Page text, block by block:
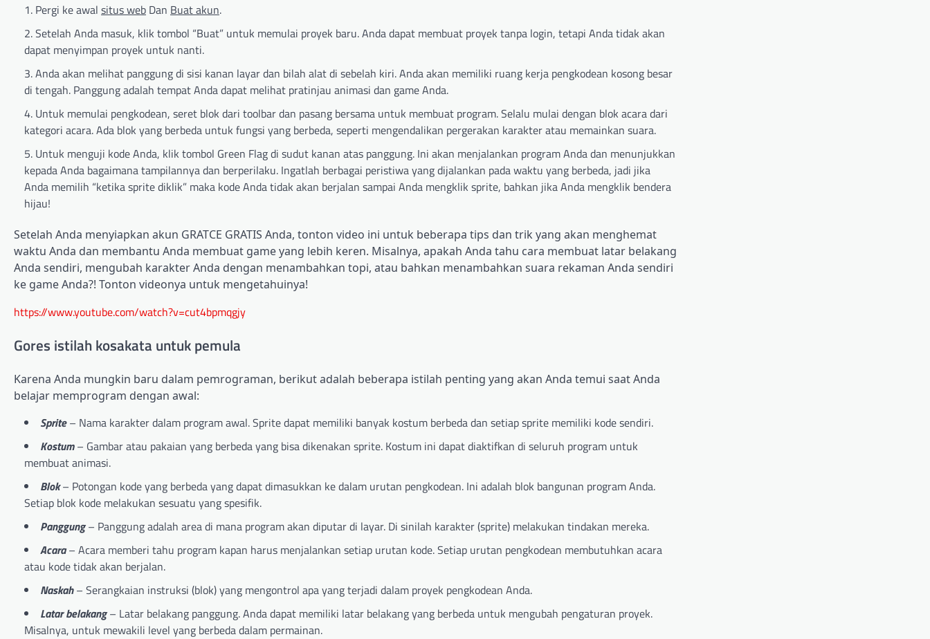
Pergi ke awal situs web Dan Buat akun.
Setelah Anda masuk, klik tombol “Buat” untuk memulai proyek baru. Anda dapat membuat proyek tanpa login, tetapi Anda tidak akan
dapat menyimpan proyek untuk nanti.
Anda akan melihat panggung di sisi kanan layar dan bilah alat di sebelah kiri. Anda akan memiliki ruang kerja pengkodean kosong besar
di tengah. Panggung adalah tempat Anda dapat melihat pratinjau animasi dan game Anda.
Untuk memulai pengkodean, seret blok dari toolbar dan pasang bersama untuk membuat program. Selalu mulai dengan blok acara dari
kategori acara. Ada blok yang berbeda untuk fungsi yang berbeda, seperti mengendalikan pergerakan karakter atau memainkan suara.
Untuk menguji kode Anda, klik tombol Green Flag di sudut kanan atas panggung. Ini akan menjalankan program Anda dan menunjukkan
kepada Anda bagaimana tampilannya dan berperilaku. Ingatlah berbagai peristiwa yang dijalankan pada waktu yang berbeda, jadi jika
Anda memilih “ketika sprite diklik” maka kode Anda tidak akan berjalan sampai Anda mengklik sprite, bahkan jika Anda mengklik bendera
hijau!
Setelah Anda menyiapkan akun GRATCE GRATIS Anda, tonton video ini untuk beberapa tips dan trik yang akan menghemat
waktu Anda dan membantu Anda membuat game yang lebih keren. Misalnya, apakah Anda tahu cara membuat latar belakang
Anda sendiri, mengubah karakter Anda dengan menambahkan topi, atau bahkan menambahkan suara rekaman Anda sendiri
ke game Anda?! Tonton videonya untuk mengetahuinya!
https://www.youtube.com/watch?v=cut4bpmqgjy
Gores istilah kosakata untuk pemula
Karena Anda mungkin baru dalam pemrograman, berikut adalah beberapa istilah penting yang akan Anda temui saat Anda
belajar memprogram dengan awal:
Sprite– Nama karakter dalam program awal. Sprite dapat memiliki banyak kostum berbeda dan setiap sprite memiliki kode sendiri.
Kostum– Gambar atau pakaian yang berbeda yang bisa dikenakan sprite. Kostum ini dapat diaktifkan di seluruh program untuk
membuat animasi.
Blok– Potongan kode yang berbeda yang dapat dimasukkan ke dalam urutan pengkodean. Ini adalah blok bangunan program Anda.
Setiap blok kode melakukan sesuatu yang spesifik.
Panggung– Panggung adalah area di mana program akan diputar di layar. Di sinilah karakter (sprite) melakukan tindakan mereka.
Acara– Acara memberi tahu program kapan harus menjalankan setiap urutan kode. Setiap urutan pengkodean membutuhkan acara
atau kode tidak akan berjalan.
Naskah– Serangkaian instruksi (blok) yang mengontrol apa yang terjadi dalam proyek pengkodean Anda.
Latar belakang– Latar belakang panggung. Anda dapat memiliki latar belakang yang berbeda untuk mengubah pengaturan proyek.
Misalnya, untuk mewakili level yang berbeda dalam permainan.